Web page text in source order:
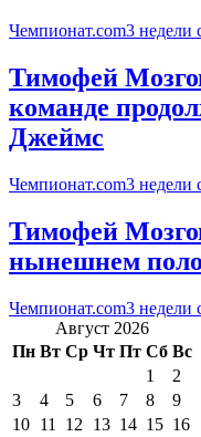
Чемпионат.com3 недели
Тимофей
команде
Джеймс
Чемпионат.com3 недели
Тимофей
нынешнем
Чемпионат.com3 недели
Август 2026
Пн Вт Ср Чт Пт Сб Вс
1
2
3
4 5 6 7 8
9
10 11 12 13 14 15 16